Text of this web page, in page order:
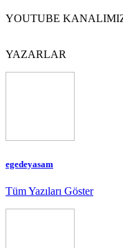
YOUTUBE
YAZARLAR
egedeyasam
Tüm Yazıları Göster